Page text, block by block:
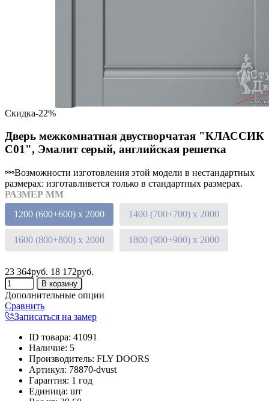
Скидка-22%
Дверь межкомнатная двустворчатая "КЛАССИК
C01", Эмалит серый, английская решетка
Возможности изготовления этой модели в нестандартных
размерах: изготавливется только в стандартных размерах.
РАЗМЕР ММ
1200 (600+600) х 2000
1400 (700+700) х 2000
1600 (800+800) х 2000 1800 (900+900) х 2000
23 364руб. 18 172руб.
Дополнительные опции
Сравнить
Записаться на замер
ID товара: 41091
Наличие: 5
Производитель: FLY DOORS
Артикул: 78870-dvust
Гарантия: 1 год
Единица: шт